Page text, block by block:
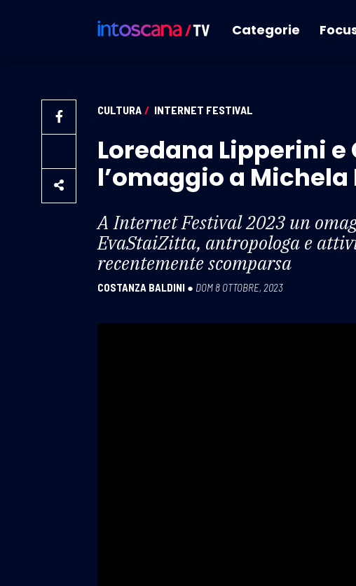
Categorie
CULTURA / INTERNET FESTIVAL
Loredana Lipperini
l’omaggio a
A Internet Festival 2023 un
EvaStaiZitta, antropologa e
recentemente scomparsa
COSTANZA BALDINI ● DOM 8 OTTOBRE, 2023